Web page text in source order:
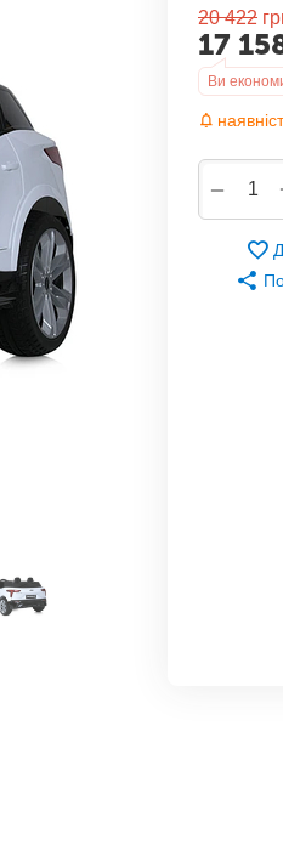
20 422
17
Ви
−